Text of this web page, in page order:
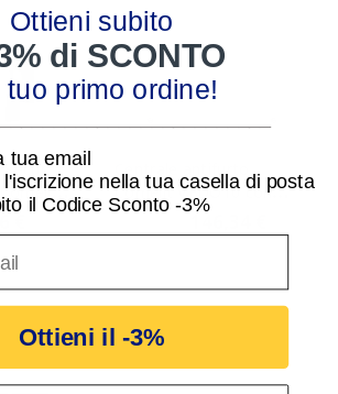
Secur
Comelit
Centrale antifurto
Comelit VEDO10 con
BoxPlastico antifiamma
e Alimentatore...
Ottieni subito
di SCONTO
tuo primo ordine!
tua email
nella tua casella di posta
il Codice Sconto -3%
Ottieni il -3%